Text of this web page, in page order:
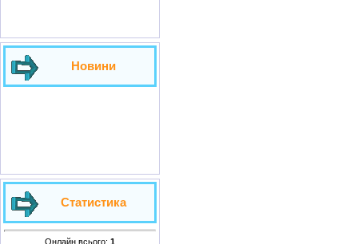
Новини
Статистика
Онлайн всього: 1